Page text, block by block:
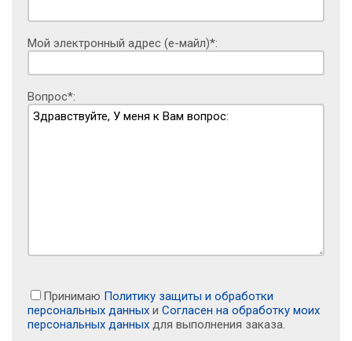
Мой электронный адрес (е-майл)*:
Вопрос*:
Принимаю Политику защиты и обработки
персональных данных и Согласен на обработку моих
персональных данных для выполнения заказа.